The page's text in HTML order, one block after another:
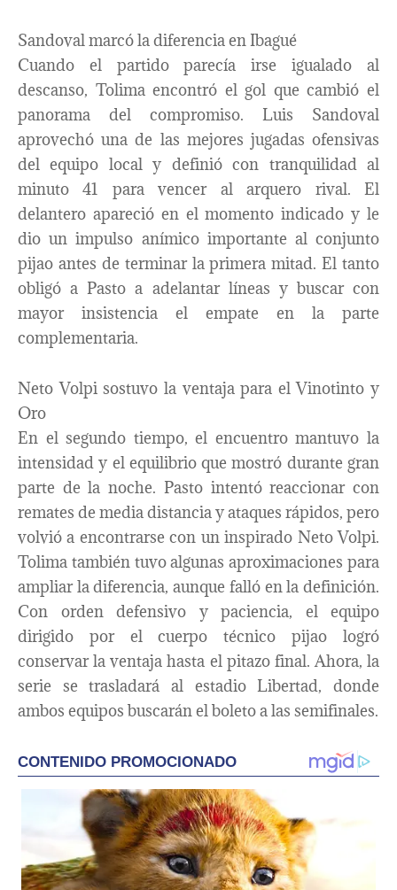
Sandoval marcó la diferencia en Ibagué
Cuando el partido parecía irse igualado al
descanso, Tolima encontró el gol que cambió el
panorama del compromiso. Luis Sandoval
aprovechó una de las mejores jugadas ofensivas
del equipo local y definió con tranquilidad al
minuto 41 para vencer al arquero rival. El
delantero apareció en el momento indicado y le
dio un impulso anímico importante al conjunto
pijao antes de terminar la primera mitad. El tanto
obligó a Pasto a adelantar líneas y buscar con
mayor insistencia el empate en la parte
complementaria.
Neto Volpi sostuvo la ventaja para el Vinotinto y
Oro
En el segundo tiempo, el encuentro mantuvo la
intensidad y el equilibrio que mostró durante gran
parte de la noche. Pasto intentó reaccionar con
remates de media distancia y ataques rápidos, pero
volvió a encontrarse con un inspirado Neto Volpi.
Tolima también tuvo algunas aproximaciones para
ampliar la diferencia, aunque falló en la definición.
Con orden defensivo y paciencia, el equipo
dirigido por el cuerpo técnico pijao logró
conservar la ventaja hasta el pitazo final. Ahora, la
serie se trasladará al estadio Libertad, donde
ambos equipos buscarán el boleto a las semifinales.